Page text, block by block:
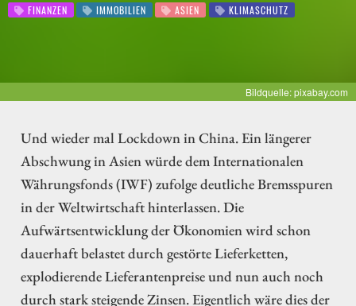
FINANZEN IMMOBILIEN ASIEN KLIMASCHUTZ
Bildquelle: pixabay.com
Und wieder mal Lockdown in China. Ein längerer
Abschwung in Asien würde dem Internationalen
Währungsfonds (IWF) zufolge deutliche Bremsspuren
in der Weltwirtschaft hinterlassen. Die
Aufwärtsentwicklung der Ökonomien wird schon
dauerhaft belastet durch gestörte Lieferketten,
explodierende Lieferantenpreise und nun auch noch
durch stark steigende Zinsen. Eigentlich wäre dies der